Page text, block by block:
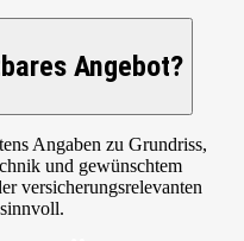
Angebot?
Angaben zu Grundriss,
und gewünschtem
versicherungsrelevanten